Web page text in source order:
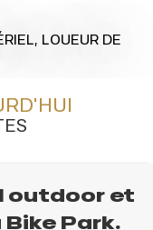
LOUEUR DE
outdoor et
Park.